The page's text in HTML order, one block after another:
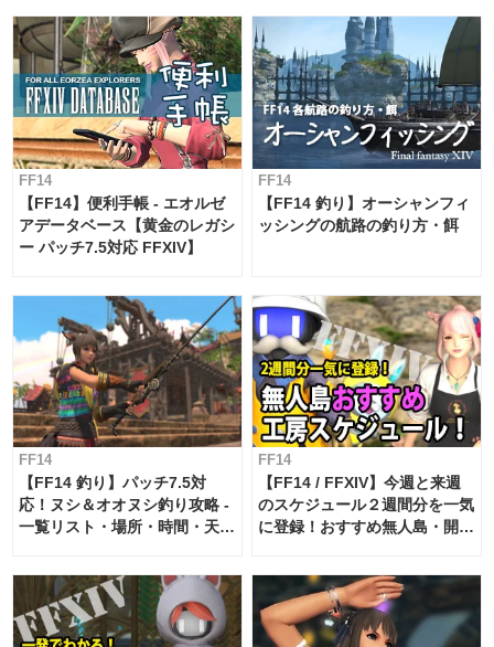
FF14
【FF14】便利手帳 - エオルゼ
アデータベース【黄金のレガシ
ー パッチ7.5対応 FFXIV】
FF14
【FF14 釣り】オーシャンフィ
ッシングの航路の釣り方・餌
FF14
【FF14 釣り】パッチ7.5対
応！ヌシ＆オオヌシ釣り攻略 -
一覧リスト・場所・時間・天
FF14
【FF14 / FFXIV】今週と来週
のスケジュール２週間分を一気
に登録！おすすめ無人島・開拓